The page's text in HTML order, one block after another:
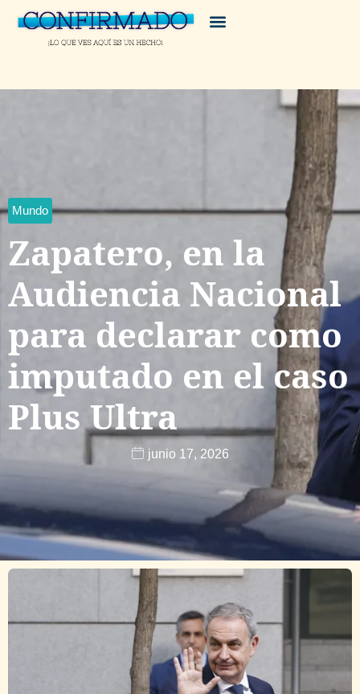
Mundo
Zapatero, en la
Audiencia Nacional
para declarar como
imputado en el caso
Plus Ultra
junio 17, 2026